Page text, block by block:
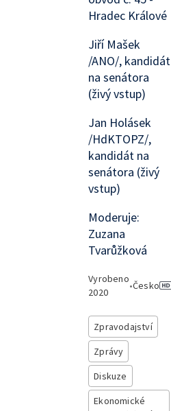
Hradec Králové
Jiří Mašek
/ANO/, kandidát
na senátora
(živý vstup)
Jan Holásek
/HdKTOPZ/,
kandidát na
senátora (živý
vstup)
Moderuje:
Zuzana
Tvarůžková
Vyrobeno
2020
•Česko
Zpravodajství
Zprávy
Diskuze
Ekonomické